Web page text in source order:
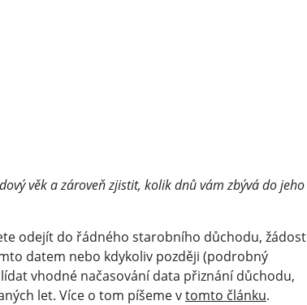
věk a zároveň zjistit, kolik dnů vám zbývá do jeho
odejít do řádného starobního důchodu, žádost
datem nebo kdykoliv později (podrobný
vhodné načasování data přiznání důchodu,
let. Více o tom píšeme vtomto článku.